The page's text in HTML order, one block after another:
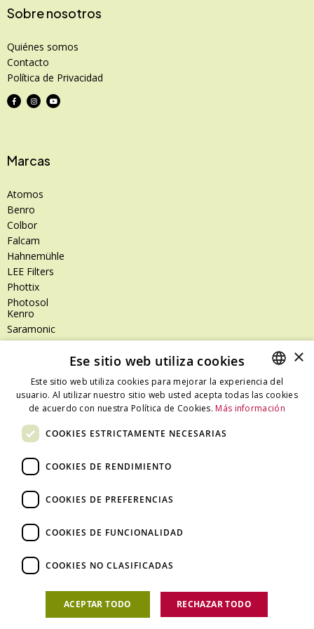
Sobre nosotros
Quiénes somos
Contacto
Política de Privacidad
Marcas
Atomos
Benro
Colbor
Falcam
Hahnemühle
LEE Filters
Phottix
Photosol
Kenro
Saramonic
Shimoda
SanDisk Professional
Tenba
Zeiss
Dónde estamos
C/ Ali Bei, 67 – 08013 Barcelona - España
T. +34 93 245 27 23
info@fototecnica.com
Horario:
De lunes a viernes de 9.00h a 14.00h y de 15.00h a 18.00h.
SPANISH
×
Ese sitio web utiliza cookies
Este sitio web utiliza cookies para mejorar la experiencia del
usuario. Al utilizar nuestro sitio web usted acepta todas las cookies
de acuerdo con nuestra Política de Cookies. Más información
COOKIES ESTRICTAMENTE NECESARIAS
COOKIES DE RENDIMIENTO
COOKIES DE PREFERENCIAS
COOKIES DE FUNCIONALIDAD
COOKIES NO CLASIFICADAS
ACEPTAR TODO RECHAZAR TODO